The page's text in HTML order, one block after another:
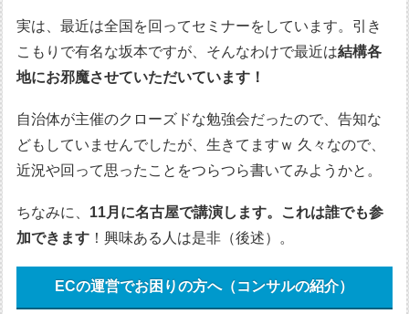
実は、最近は全国を回ってセミナーをしています。引き
こもりで有名な坂本ですが、そんなわけで最近は結構各
地にお邪魔させていただいています！
自治体が主催のクローズドな勉強会だったので、告知な
どもしていませんでしたが、生きてますｗ 久々なので、
近況や回って思ったことをつらつら書いてみようかと。
ちなみに、 11月に名古屋で講演します。これは誰でも参
加できます ！興味ある人は是非（後述）。
ECの運営でお困りの方へ（コンサルの紹介）